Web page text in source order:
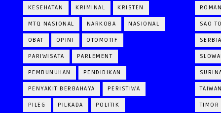
KESEHATAN KRIMINAL KRISTEN
MTQ NASIONAL NARKOBA NASIONAL
OBAT OPINI OTOMOTIF
PARIWISATA PARLEMENT
PEMBUNUHAN PENDIDIKAN
PENYAKIT BERBAHAYA PERISTIWA
PILEG PILKADA POLITIK
SAO
TIMOR